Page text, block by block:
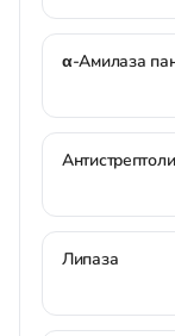
α-Амилаза
Липаза